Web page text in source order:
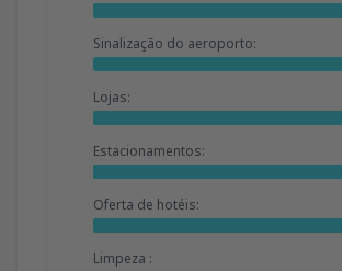
Sinalização do aeroporto:
Lojas:
Estacionamentos:
Oferta de hotéis:
Limpeza :